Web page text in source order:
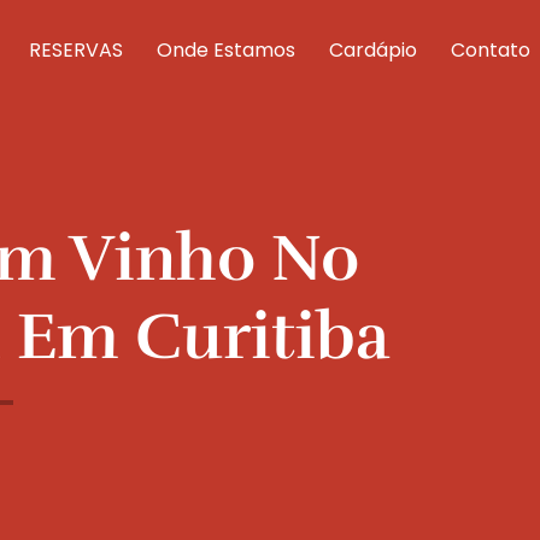
RESERVAS Onde Estamos Cardápio Contato
Vinho No
Em Curitiba